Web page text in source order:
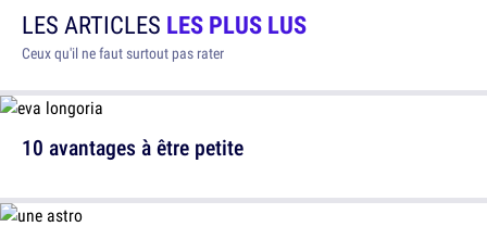
LES ARTICLES LES PLUS LUS
Ceux qu'il ne faut surtout pas rater
10 avantages à être petite